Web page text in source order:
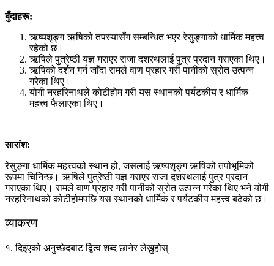
बुँदाहरू:
ऋष्यशृङ्ग ऋषिको तपस्यासँग सम्बन्धित भएर रेसुङ्गाको धार्मिक महत्त्व
रहेको छ।
ऋषिले पुत्रेष्ठी यज्ञ गराएर राजा दशरथलाई पुत्र प्रदान गराएका थिए।
ऋषिको दर्शन गर्न जाँदा रामले वाण प्रहार गरी पानीको स्रोत उत्पन्न
गरेका थिए।
योगी नरहरिनाथले कोटीहोम गरी यस स्थानको पर्यटकीय र धार्मिक
महत्त्व फैलाएका थिए।
सारांश:
रेसुङ्गा धार्मिक महत्त्वको स्थान हो, जसलाई ऋष्यशृङ्ग ऋषिको तपोभूमिको
रूपमा चिनिन्छ। ऋषिले पुत्रेष्ठी यज्ञ गराएर राजा दशरथलाई पुत्र प्रदान
गराएका थिए। रामले वाण प्रहार गरी पानीको स्रोत उत्पन्न गरेका थिए भने योगी
नरहरिनाथको कोटीहोमपछि यस स्थानको धार्मिक र पर्यटकीय महत्त्व बढेको छ।
व्याकरण
१. दिइएको अनुच्छेदबाट द्वित्व शब्द छानेर लेख्नुहोस्